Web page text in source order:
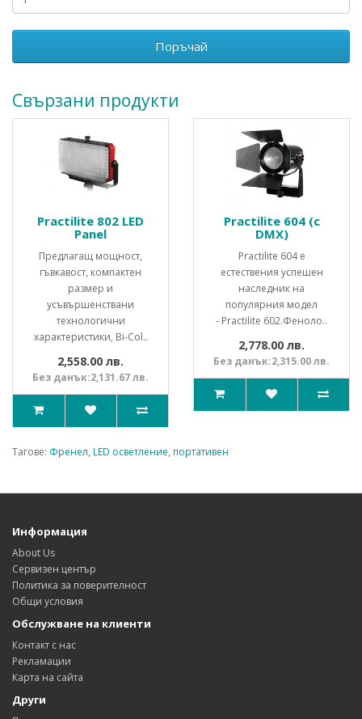
Поръчай
Свързани продукти
Practilite 802 LED
Panel
Предлагащ мощност,
гъвкавост, компактен
размер и
усъвършенствани
технологични
характеристики, Bi-Col..
2,558.00 лв.
Без данък:2,131.67 лв.
Practilite 604 (с
DMX)
Practilite 604 е
естествения успешен
наследник на
популярния модел
- Practilite 602.Феноло..
2,778.00 лв.
Без данък:2,315.00 лв.
Тагове: Френел, LED осветление, портативен
Информация
About Us
Сервизен център
Политика за поверителност
Общи условия
Обслужване на клиенти
Контакт с нас
Рекламации
Карта на сайта
Други